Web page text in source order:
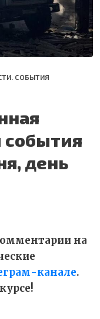
СОБЫТИЯ
события
день
на
канале.